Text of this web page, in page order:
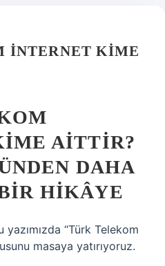
INTERNET KIME
AITTIR?
DAHA
HIKÂYE
“Türk Telekom
masaya yatırıyoruz.